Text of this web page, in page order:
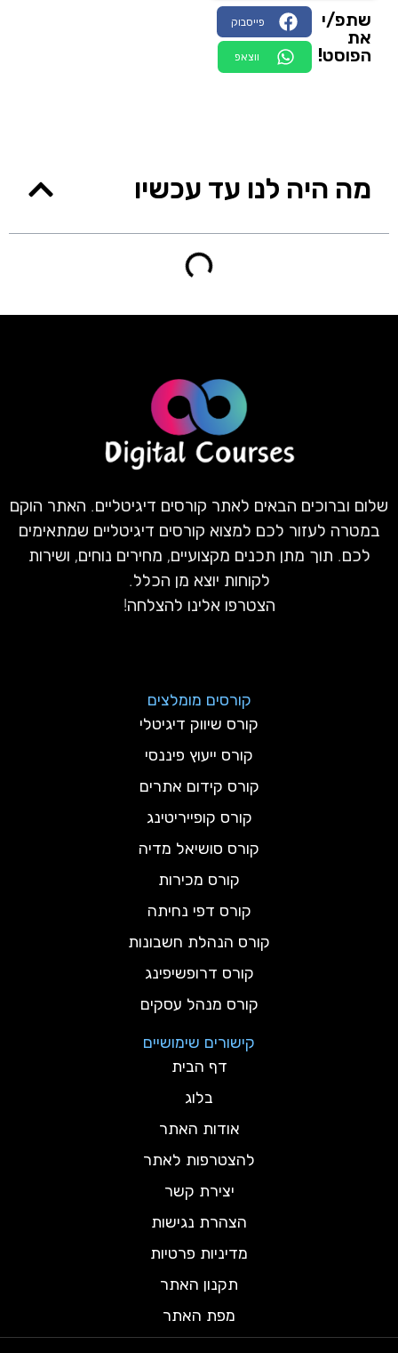
שתפ/י
את
הפוסט!
פייסבוק
ווצאפ
מה היה לנו עד עכשיו
שלום וברוכים הבאים לאתר קורסים דיגיטליים. האתר הוקם
במטרה לעזור לכם למצוא קורסים דיגיטליים שמתאימים
לכם. תוך מתן תכנים מקצועיים, מחירים נוחים, ושירות
לקוחות יוצא מן הכלל.
הצטרפו אלינו להצלחה!
קורסים מומלצים
קורס שיווק דיגיטלי
קורס ייעוץ פיננסי
קורס קידום אתרים
קורס קופייריטינג
קורס סושיאל מדיה
קורס מכירות
קורס דפי נחיתה
קורס הנהלת חשבונות
קורס דרופשיפינג
קורס מנהל עסקים
קישורים שימושיים
דף הבית
בלוג
אודות האתר
להצטרפות לאתר
יצירת קשר
הצהרת נגישות
מדיניות פרטיות
תקנון האתר
מפת האתר